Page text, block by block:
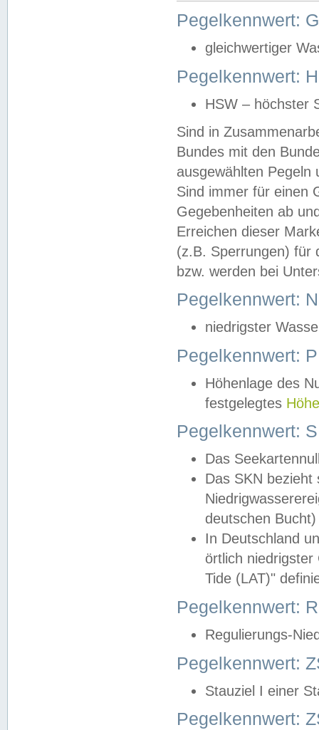
Pegelkennwert:
gleichwertiger
Pegelkennwert:
HSW – höchster
Sind in
Bundes mit den
ausgewählten
Sind immer für einen
Gegebenheiten ab
Erreichen dieser
(z.B. Sperrungen) für
bzw. werden bei
Pegelkennwert:
niedrigster
Pegelkennwert:
Höhenlage des
festgelegtes
Pegelkennwert:
Das
Das SKN
deutschen
In Deutschland
örtlich
Tide (LAT)"
Pegelkennwert:
Regulierungs-
Pegelkennwert:
Stauziel I einer
Pegelkennwert: